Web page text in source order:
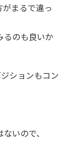
まるで違っ
るのも良いか
ションもコン
いので、